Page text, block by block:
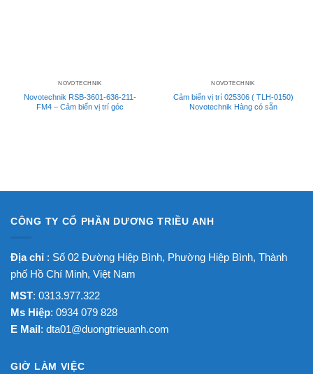
NOVOTECHNIK
Novotechnik RSB-3601-636-211-
FM4 – Cảm biến vị trí góc
NOVOTECHNIK
Cảm biến vị trí 025306 ( TLH-0150)
Novotechnik Hàng có sẵn
CÔNG TY CỔ PHẦN DƯƠNG TRIỀU ANH
Địa chỉ : Số 02 Đường Hiệp Bình, Phường Hiệp Bình, Thành
phố Hồ Chí Minh, Việt Nam
MST: 0313.977.322
Ms Hiệp: 0934 079 828
E Mail: dta01@duongtrieuanh.com
GIỜ LÀM VIỆC